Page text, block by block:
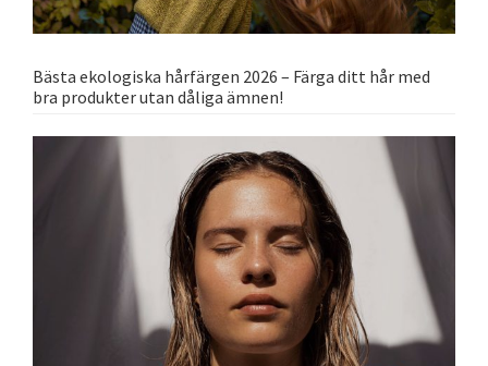
Bästa ekologiska hårfärgen 2026 – Färga ditt hår med
bra produkter utan dåliga ämnen!